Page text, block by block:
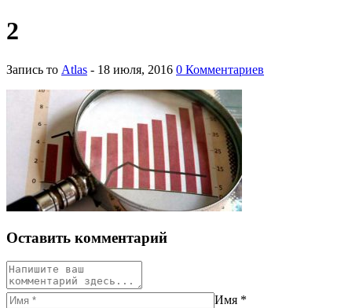
2
Запись то Atlas - 18 июля, 2016 0 Комментариев
Оставить комментарий
Имя *